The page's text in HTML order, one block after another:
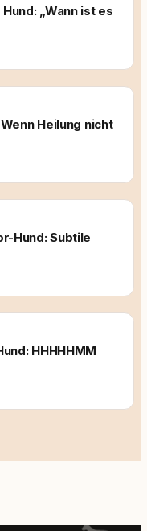
„Wann ist es
Heilung nicht
Hund: Subtile
HHHHHMM